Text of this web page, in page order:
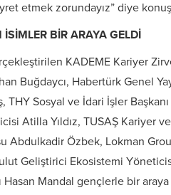
etmek zorundayız” diye
İSİMLER BİR ARAYA GELDİ
KADEME Kariyer
Buğdaycı, Habertürk Genel
Sosyal ve İdari İşler
Atilla Yıldız, TUSAŞ Kariyer
Abdulkadir Özbek, Lokman
Geliştirici Ekosistemi
Mandal gençlerle bir